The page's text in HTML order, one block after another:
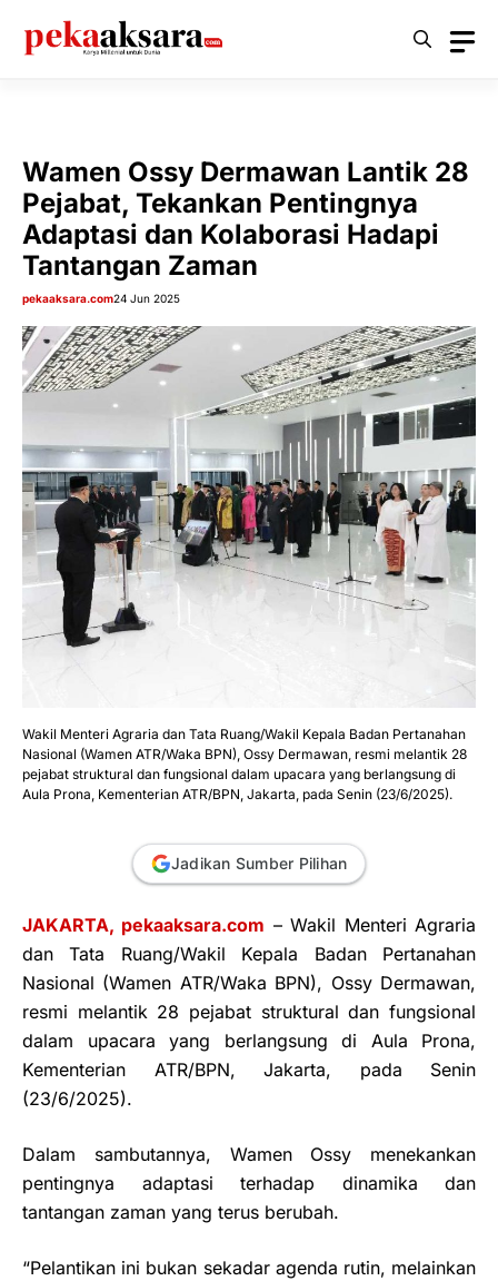
Wamen Ossy Dermawan Lantik 28
Pejabat, Tekankan Pentingnya
Adaptasi dan Kolaborasi Hadapi
Tantangan Zaman
pekaaksara.com24 Jun 2025
Wakil Menteri Agraria dan Tata Ruang/Wakil Kepala Badan Pertanahan
Nasional (Wamen ATR/Waka BPN), Ossy Dermawan, resmi melantik 28
pejabat struktural dan fungsional dalam upacara yang berlangsung di
Aula Prona, Kementerian ATR/BPN, Jakarta, pada Senin (23/6/2025).
Jadikan Sumber Pilihan
JAKARTA, pekaaksara.com – Wakil Menteri Agraria
dan Tata Ruang/Wakil Kepala Badan Pertanahan
Nasional (Wamen ATR/Waka BPN), Ossy Dermawan,
resmi melantik 28 pejabat struktural dan fungsional
dalam upacara yang berlangsung di Aula Prona,
Kementerian ATR/BPN, Jakarta, pada Senin
(23/6/2025).
Dalam sambutannya, Wamen Ossy menekankan
pentingnya adaptasi terhadap dinamika dan
tantangan zaman yang terus berubah.
“Pelantikan ini bukan sekadar agenda rutin, melainkan